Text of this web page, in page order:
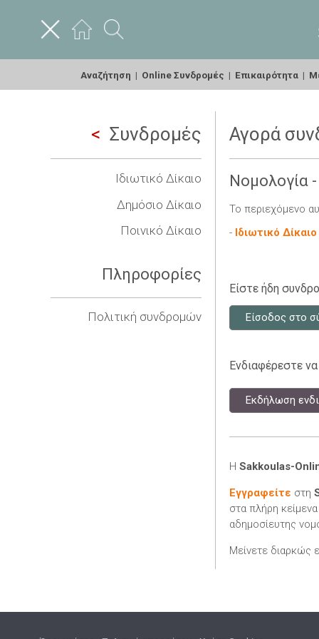
Αναζήτηση | Online Συνδρομές | Επικαιρότητα |
Συνδρομές
Ιδιωτικό Δίκαιο
Δημόσιο Δίκαιο
Ποινικό Δίκαιο
Πληροφορίες
Πολιτική συνδρομών
Αγορά
Νομολογία
Το περιεχόμενο
- Ιδιωτικό Δίκαιο
Είστε ήδη
Είσοδος στο
Ενδιαφέρεστε
Εκδήλωση
Η Sakkoulas-
Εγγραφείτε στη
στα πλήρη
αδημοσίευτης
Μείνετε διαρκώς